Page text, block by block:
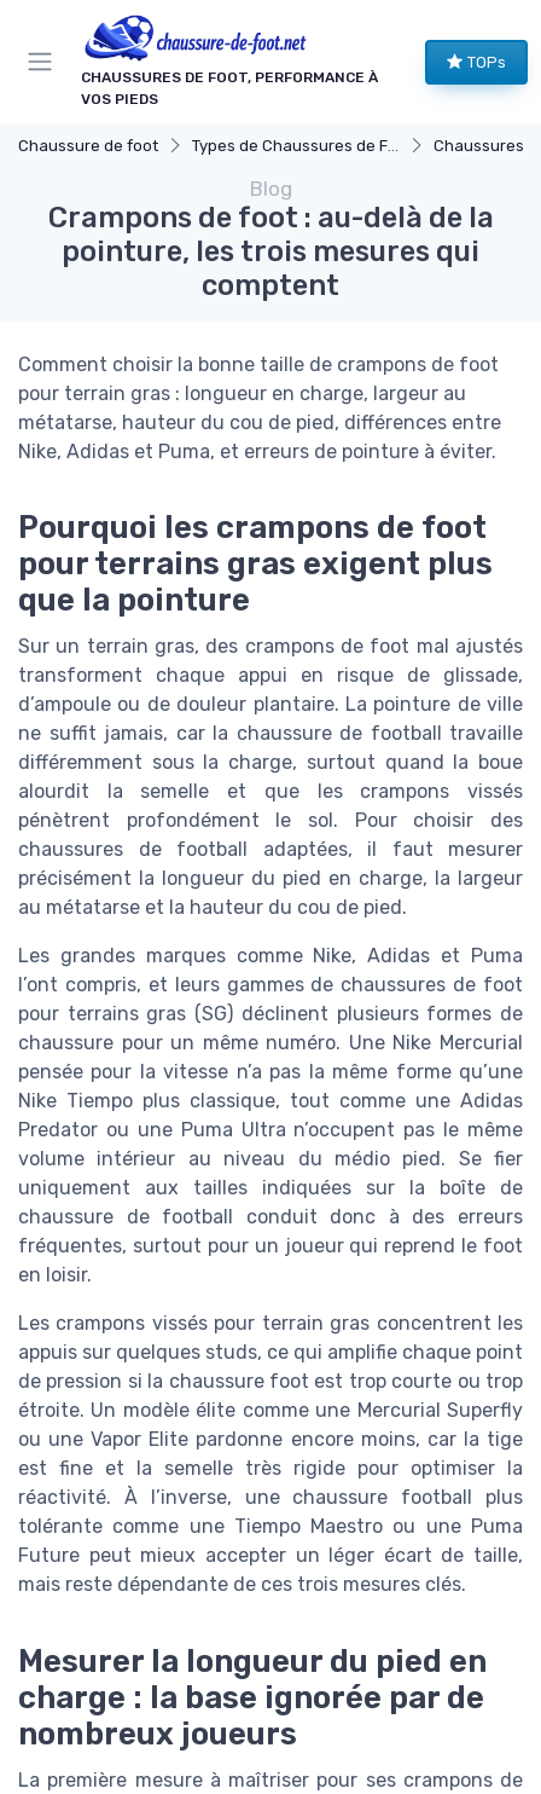
CHAUSSURES DE FOOT, PERFORMANCE À
VOS PIEDS
TOPs
Chaussure de foot Types de Chaussures de Football Chaussures
Blog
Crampons de foot : au-delà de la
pointure, les trois mesures qui
comptent
Comment choisir la bonne taille de crampons de foot
pour terrain gras : longueur en charge, largeur au
métatarse, hauteur du cou de pied, différences entre
Nike, Adidas et Puma, et erreurs de pointure à éviter.
Pourquoi les crampons de foot
pour terrains gras exigent plus
que la pointure
Sur un terrain gras, des crampons de foot mal ajustés
transforment chaque appui en risque de glissade,
d’ampoule ou de douleur plantaire. La pointure de ville
ne suffit jamais, car la chaussure de football travaille
différemment sous la charge, surtout quand la boue
alourdit la semelle et que les crampons vissés
pénètrent profondément le sol. Pour choisir des
chaussures de football adaptées, il faut mesurer
précisément la longueur du pied en charge, la largeur
au métatarse et la hauteur du cou de pied.
Les grandes marques comme Nike, Adidas et Puma
l’ont compris, et leurs gammes de chaussures de foot
pour terrains gras (SG) déclinent plusieurs formes de
chaussure pour un même numéro. Une Nike Mercurial
pensée pour la vitesse n’a pas la même forme qu’une
Nike Tiempo plus classique, tout comme une Adidas
Predator ou une Puma Ultra n’occupent pas le même
volume intérieur au niveau du médio pied. Se fier
uniquement aux tailles indiquées sur la boîte de
chaussure de football conduit donc à des erreurs
fréquentes, surtout pour un joueur qui reprend le foot
en loisir.
Les crampons vissés pour terrain gras concentrent les
appuis sur quelques studs, ce qui amplifie chaque point
de pression si la chaussure foot est trop courte ou trop
étroite. Un modèle élite comme une Mercurial Superfly
ou une Vapor Elite pardonne encore moins, car la tige
est fine et la semelle très rigide pour optimiser la
réactivité. À l’inverse, une chaussure football plus
tolérante comme une Tiempo Maestro ou une Puma
Future peut mieux accepter un léger écart de taille,
mais reste dépendante de ces trois mesures clés.
Mesurer la longueur du pied en
charge : la base ignorée par de
nombreux joueurs
La première mesure à maîtriser pour ses crampons de
Panneau de gestion des cookies